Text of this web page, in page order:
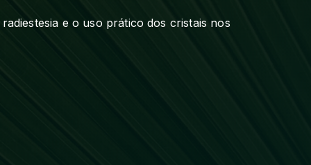
e o uso prático dos cristais nos